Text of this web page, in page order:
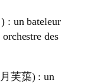
: un bateleur
des
芙蕖) : un